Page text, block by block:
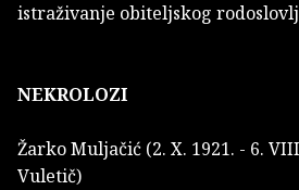
istraživanje obiteljskog
NEKROLOZI
Žarko Muljačić (2. X. 1921. - 6.
Vuletič)